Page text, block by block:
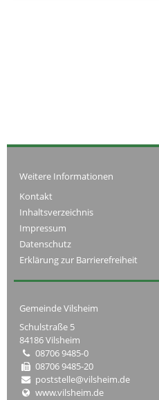
Weitere Informationen
Kontakt
Inhaltsverzeichnis
Impressum
Datenschutz
Erklärung zur Barrierefreiheit
Gemeinde Vilsheim
Schulstraße 5
84186 Vilsheim
08706 9485-0
08706 9485-20
poststelle@vilsheim.de
www.vilsheim.de